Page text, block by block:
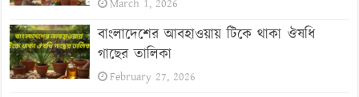
March 1, 2026
বাংলাদেশের আবহাওয়ায় টিকে থাকা ঔষধি
গাছের তালিকা
February 27, 2026